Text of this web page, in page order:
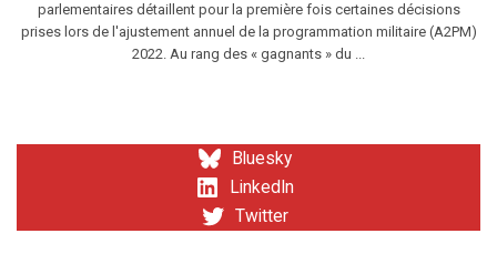
parlementaires détaillent pour la première fois certaines décisions
prises lors de l'ajustement annuel de la programmation militaire (A2PM)
2022. Au rang des « gagnants » du ...
Bluesky
LinkedIn
Twitter